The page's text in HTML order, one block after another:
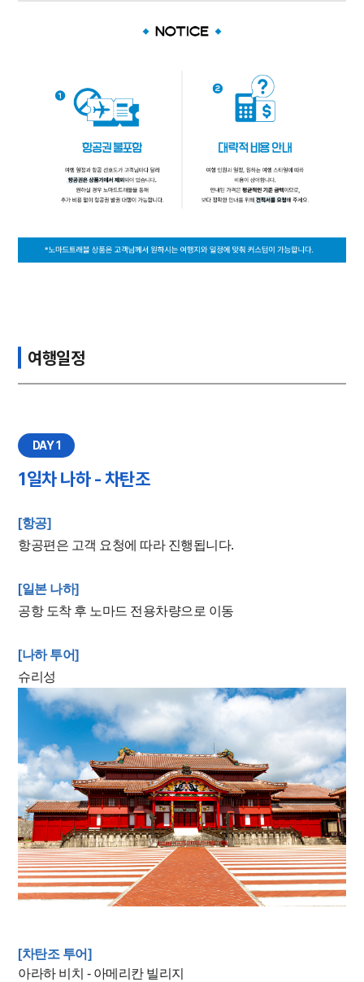
여행일정
DAY 1
1일차 나하 - 차탄조
[항공]
항공편은 고객 요청에 따라 진행됩니다.
[일본 나하]
공항 도착 후 노마드 전용차량으로 이동
[나하 투어]
슈리성
[차탄조 투어]
아라하 비치 - 아메리칸 빌리지